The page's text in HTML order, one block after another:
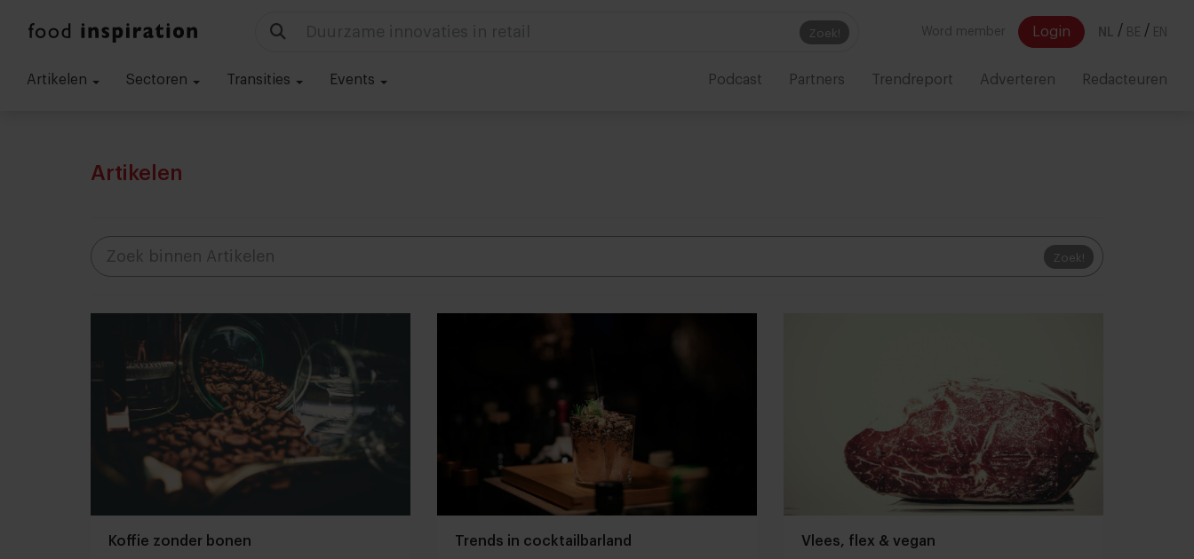
Zoek!
Michelin uitreiking 2025 Word member Login NL / BE / EN
Artikelen Sectoren Transities Events Podcast Partners Trendreport Adverteren Redacteuren
Artikelen
Zoek!
Koffie zonder bonen Trends in cocktailbarland Vlees, flex & vegan